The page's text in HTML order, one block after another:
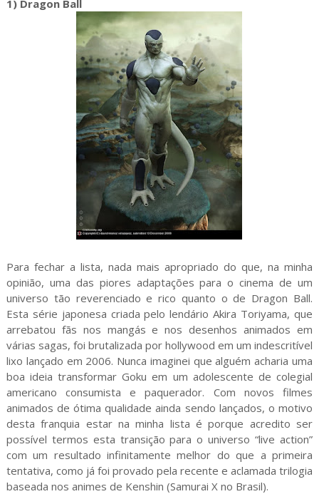
1) Dragon Ball
Para fechar a lista, nada mais apropriado do que, na minha
opinião, uma das piores adaptações para o cinema de um
universo tão reverenciado e rico quanto o de Dragon Ball.
Esta série japonesa criada pelo lendário Akira Toriyama, que
arrebatou fãs nos mangás e nos desenhos animados em
várias sagas, foi brutalizada por hollywood em um indescritível
lixo lançado em 2006. Nunca imaginei que alguém acharia uma
boa ideia transformar Goku em um adolescente de colegial
americano consumista e paquerador. Com novos filmes
animados de ótima qualidade ainda sendo lançados, o motivo
desta franquia estar na minha lista é porque acredito ser
possível termos esta transição para o universo “live action”
com um resultado infinitamente melhor do que a primeira
tentativa, como já foi provado pela recente e aclamada trilogia
baseada nos animes de Kenshin (Samurai X no Brasil).